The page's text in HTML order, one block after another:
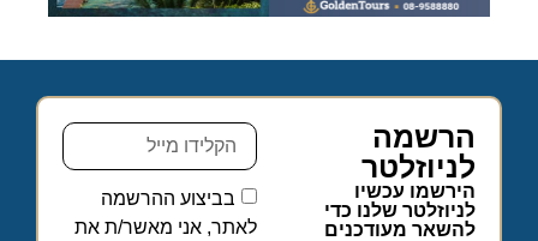
הרשמה
לניוזלטר
הירשמו עכשיו
לניוזלטר שלנו כדי
להשאר מעודכנים
בביצוע ההרשמה
לאתר, אני מאשר/ת את